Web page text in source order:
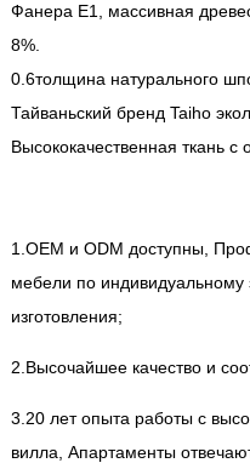
Фанера Е1, массивная
8%.
0.6толщина натурального
Тайваньский бренд Taiho
Высококачественная ткань с
1.OEM и ODM доступны,
мебели по индивидуальному
изготовления;
2.Высочайшее качество и
3.20 лет опыта работы с
вилла, Апартаменты